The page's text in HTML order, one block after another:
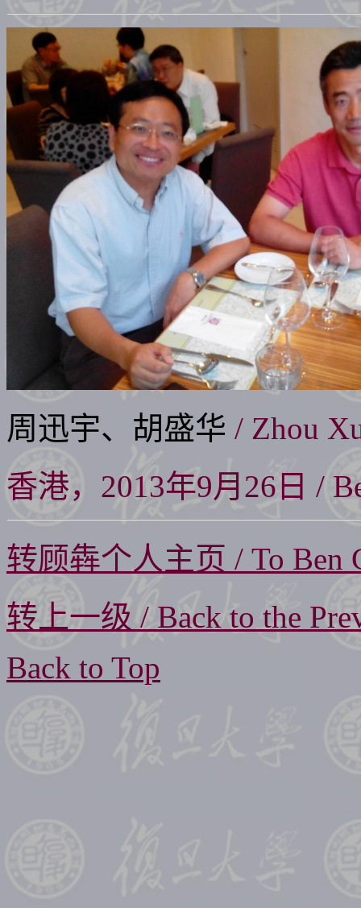
周迅宇、胡盛华 / Zhou
香港，2013年9月26日 /
转顾犇个人主页 / To Ben
转上一级 / Back to the
Back to Top